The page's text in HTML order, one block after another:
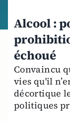
Alcool :
échoué
Convaincu
vies qu'il
décortique
politiques